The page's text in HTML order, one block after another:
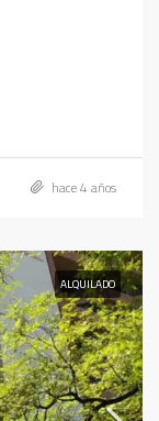
hace 4 años
ALQUILADO